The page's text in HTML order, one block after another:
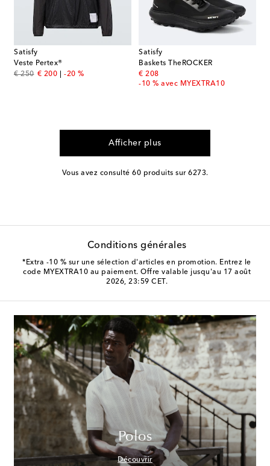
Satisfy
Veste Pertex®
€ 250
original price
€ 200
discount price
-20 %
Satisfy
Baskets TheROCKER
€ 208
original price
-10 % avec MYEXTRA10
Afficher plus
Vous avez consulté 60 produits sur 6273.
Conditions générales
*Extra -10 % sur une sélection d'articles en promotion. Entrez le
code MYEXTRA10 au paiement. Offre valable jusqu'au 17 août
2026, 23:59 CET.
Polos
Découvrir